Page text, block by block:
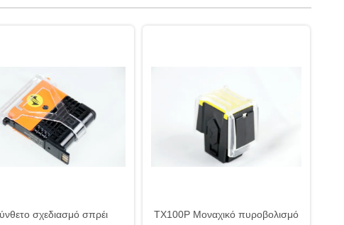
σχεδιασμό σπρέι
TX100P Μοναχικό πυροβολισμό